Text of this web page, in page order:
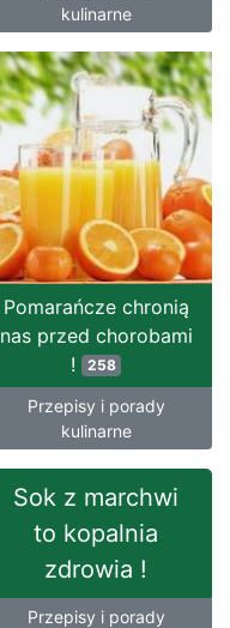
kulinarne
Pomarańcze chronią
nas przed chorobami
!
258
Przepisy i porady
kulinarne
Sok z marchwi
to kopalnia
zdrowia !
Przepisy i porady